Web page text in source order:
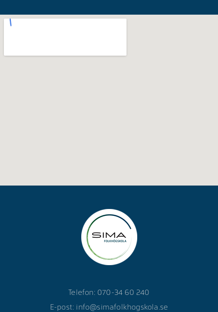
Telefon: 070-34 60 240
E-post: info@simafolkhogskola.se